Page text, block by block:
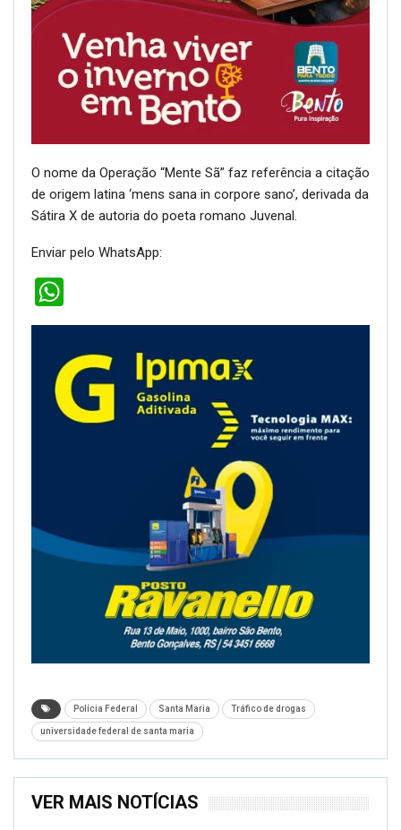
O nome da Operação “Mente Sã” faz referência a citação
de origem latina ‘mens sana in corpore sano’, derivada da
Sátira X de autoria do poeta romano Juvenal.
Enviar pelo WhatsApp:
Polícia Federal Santa Maria Tráfico de drogas
universidade federal de santa maria
VER MAIS NOTÍCIAS